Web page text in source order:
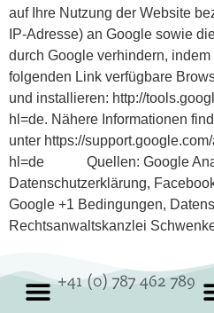
auf Ihre Nutzung der Website
IP-Adresse) an Google sowie
durch Google verhindern,
folgenden Link verfügbare
und installieren: http://
hl=de. Nähere Informationen
unter https://
hl=de Quellen: Google
Datenschutzerklärung,
Google +1 Bedingungen,
Rechtsanwaltskanzlei
+41 (0) 787 462 789